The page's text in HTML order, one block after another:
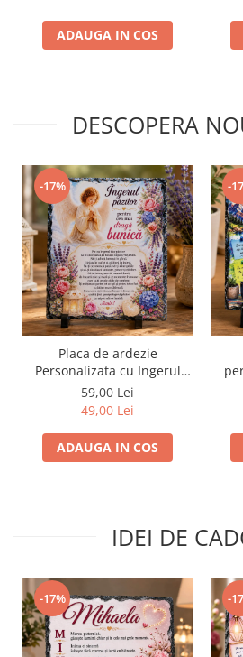
ADAUGA IN COS
DESCOPERA
-17%
Placa de ardezie
Personalizata cu Ingerul
Pazitor pentru Bunica
59,00 Lei
49,00 Lei
ADAUGA IN COS
-
IDEI DE
-17% -